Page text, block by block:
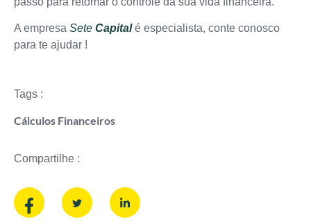
A empresa Sete Capital é especialista, conte conosco
para te ajudar !
Tags :
Cálculos Financeiros
Compartilhe :